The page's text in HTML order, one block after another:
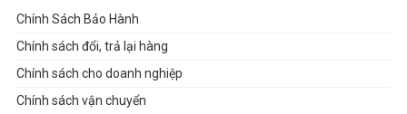
Chính Sách Bảo Hành
Chính sách đổi, trả lại hàng
Chính sách cho doanh nghiệp
Chính sách vận chuyển